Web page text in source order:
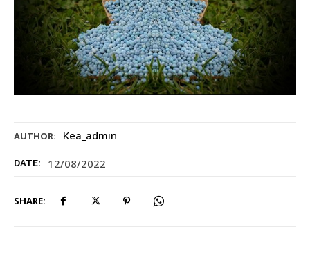
AUTHOR: Kea_admin
DATE: 12/08/2022
SHARE: